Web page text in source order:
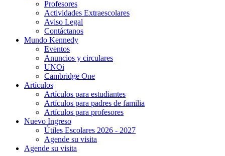
Profesores
Actividades Extraescolares
Aviso Legal
Contáctanos
Mundo Kennedy
Eventos
Anuncios y circulares
UNOi
Cambridge One
Artículos
Artículos para estudiantes
Artículos para padres de familia
Artículos para profesores
Nuevo Ingreso
Útiles Escolares 2026 - 2027
Agende su visita
Agende su visita